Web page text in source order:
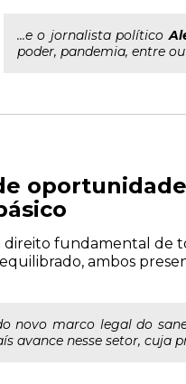
...e o jornalista político
poder, pandemia, entre
fundamental de
ambos
novo marco legal do
avance nesse setor, cuja